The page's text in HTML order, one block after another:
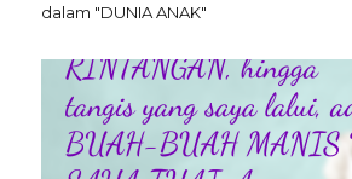
dalam "DUNIA ANAK"